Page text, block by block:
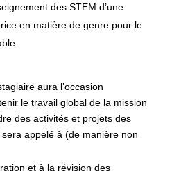
des STEM d’une
en matière de genre pour le
aura l’occasion
le travail global de la mission
des activités et projets des
appelé à (de manière non
et à la révision des